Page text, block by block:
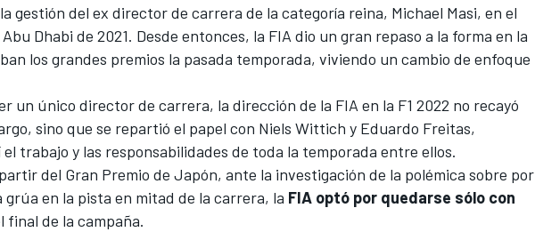
gestión del ex director de carrera de la categoría reina, Michael Masi, en el
Dhabi de 2021. Desde entonces, la FIA dio un gran repaso a la forma en la
los grandes premios la pasada temporada, viviendo un cambio de enfoque
un único director de carrera, la dirección de la FIA en la F1 2022 no recayó
sino que se repartió el papel con Niels Wittich y Eduardo Freitas,
trabajo y las responsabilidades de toda la temporada entre ellos.
del Gran Premio de Japón, ante la investigación de la polémica sobre por
grúa en la pista en mitad de la carrera, la FIA optó por quedarse sólo con
final de la campaña.